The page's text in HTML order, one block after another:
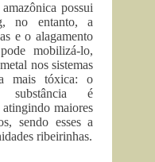
possui
no entanto, a
e o alagamento
mobilizá-lo,
nos sistemas
mais tóxica: o
substância é
maiores
sendo esses a
ribeirinhas.